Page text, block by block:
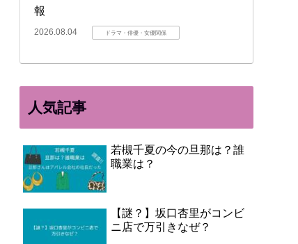
報
2026.08.04 ドラマ・俳優・女優関係
人気記事
若槻千夏の今の旦那は？誰
職業は？
【謎？】坂口杏里がコンビ
ニ店で万引きなぜ？